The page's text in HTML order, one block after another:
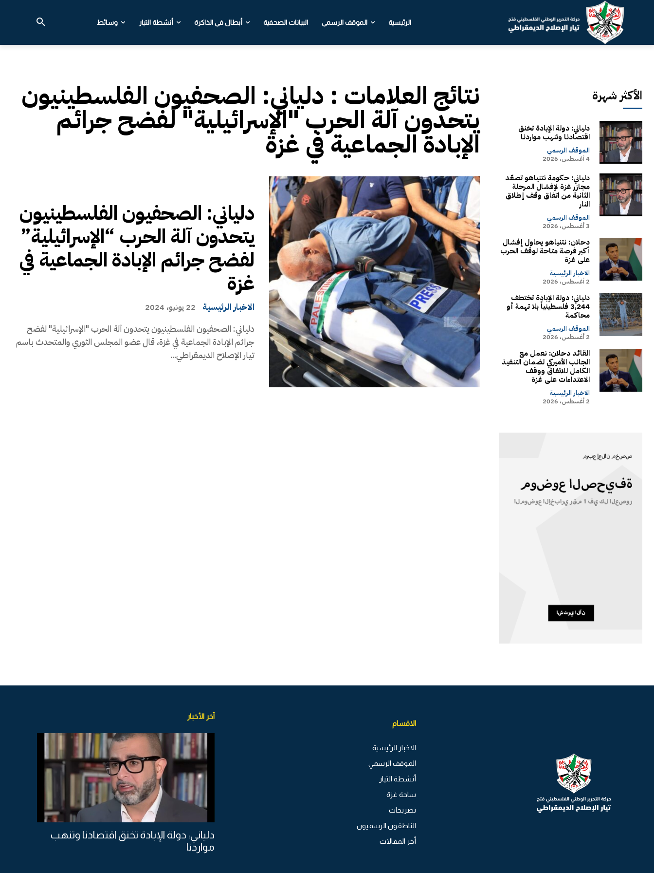
الرئيسية الموقف الرسمي البيانات الصحفية أبطال في الذاكرة أنشطة التيار وسائط
نتائج العلامات : ‎دلياني: الصحفيون الفلسطينيون
يتحدون آلة الحرب "الإسرائيلية" لفضح جرائم
الإبادة الجماعية في غزة
‎دلياني: الصحفيون الفلسطينيون
يتحدون آلة الحرب “الإسرائيلية”
لفضح جرائم الإبادة الجماعية في
غزة
الاخبار الرئيسية 22 يونيو، 2024
دلياني: الصحفيون الفلسطينيون يتحدون آلة الحرب "الإسرائيلية" لفضح
جرائم الإبادة الجماعية في غزة، قال عضو المجلس الثوري والمتحدث باسم
تيار الإصلاح الديمقراطي...
الأكثر شهرة
دلياني: دولة الإبادة تخنق
اقتصادنا وتنهب مواردنا
الموقف الرسمي
4 أغسطس، 2026
دلياني: حكومة نتنياهو تصعّد
مجازر غزة لإفشال المرحلة
الثانية من اتفاق وقف إطلاق
النار
الموقف الرسمي
3 أغسطس، 2026
دحلان: نتنياهو يحاول إفشال
أكبر فرصة متاحة لوقف الحرب
على غزة
الاخبار الرئيسية
2 أغسطس، 2026
دلياني: دولة الإبادة تختطف
3,244 فلسطينياً بلا تهمة أو
محاكمة
الموقف الرسمي
2 أغسطس، 2026
القائد دحلان: نعمل مع
الجانب الأميركي لضمان التنفيذ
الكامل للاتفاق ووقف
الاعتداءات على غزة
الاخبار الرئيسية
2 أغسطس، 2026
الاقسام
الاخبار الرئيسية
الموقف الرسمي
أنشطة التيار
ساحة غزة
تصريحات
الناطقون الرسميون
أخر المقالات
آخر الأخبار
دلياني: دولة الإبادة تخنق اقتصادنا وتنهب
مواردنا